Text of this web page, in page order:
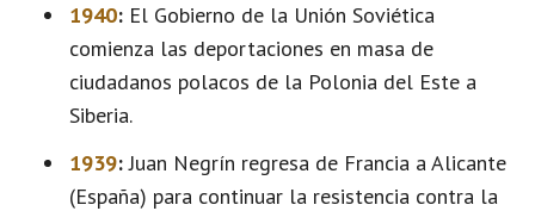
1940: El Gobierno de la Unión Soviética
comienza las deportaciones en masa de
ciudadanos polacos de la Polonia del Este a
Siberia.
1939:Juan Negrín regresa de Francia a Alicante
(España) para continuar la resistencia contra la